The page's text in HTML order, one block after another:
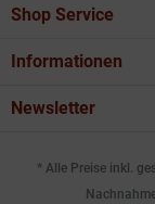
Shop Service
Informationen
Newsletter
* Alle Preise inkl.